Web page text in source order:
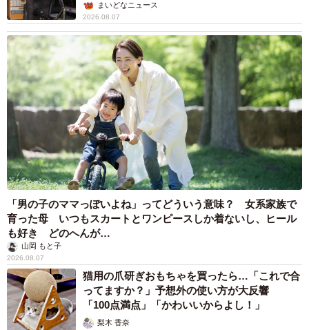
まいどなニュース
2026.08.07
「男の子のママっぽいよね」ってどういう意味？ 女系家族で
育った母 いつもスカートとワンピースしか着ないし、ヒール
も好き どのへんが…
山岡 もと子
2026.08.07
猫用の爪研ぎおもちゃを買ったら…「これで合
ってますか？」予想外の使い方が大反響
「100点満点」「かわいいからよし！」
梨木 香奈